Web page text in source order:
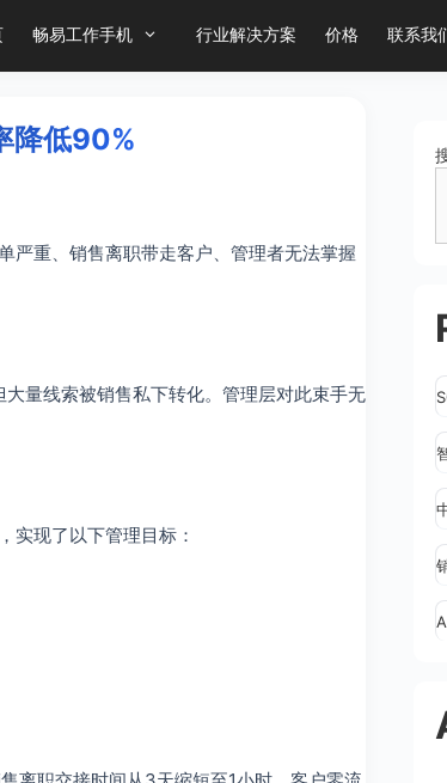
畅易工作手机 行业解决方案 价格 联系我
降低90%
严重、销售离职带走客户、管理者无法掌握
量线索被销售私下转化。管理层对此束手无
实现了以下管理目标：